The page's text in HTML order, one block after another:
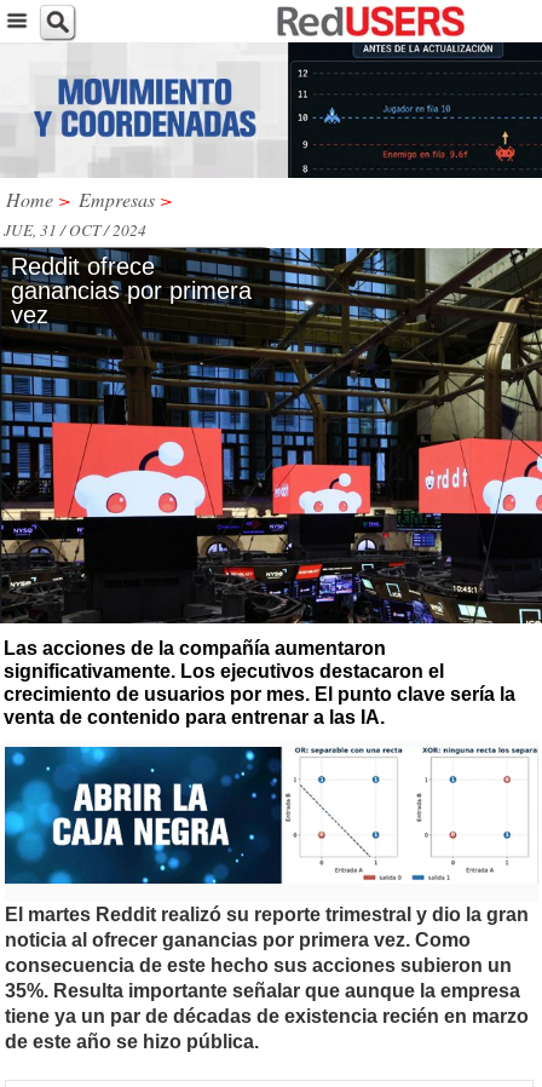
Home > Empresas >
JUE, 31 / OCT / 2024
Reddit ofrece
ganancias por primera
vez
Las acciones de la compañía aumentaron
significativamente. Los ejecutivos destacaron el
crecimiento de usuarios por mes. El punto clave sería la
venta de contenido para entrenar a las IA.
El martes Reddit realizó su reporte trimestral y dio la gran
noticia al ofrecer ganancias por primera vez. Como
consecuencia de este hecho sus acciones subieron un
35%. Resulta importante señalar que aunque la empresa
tiene ya un par de décadas de existencia recién en marzo
de este año se hizo pública.